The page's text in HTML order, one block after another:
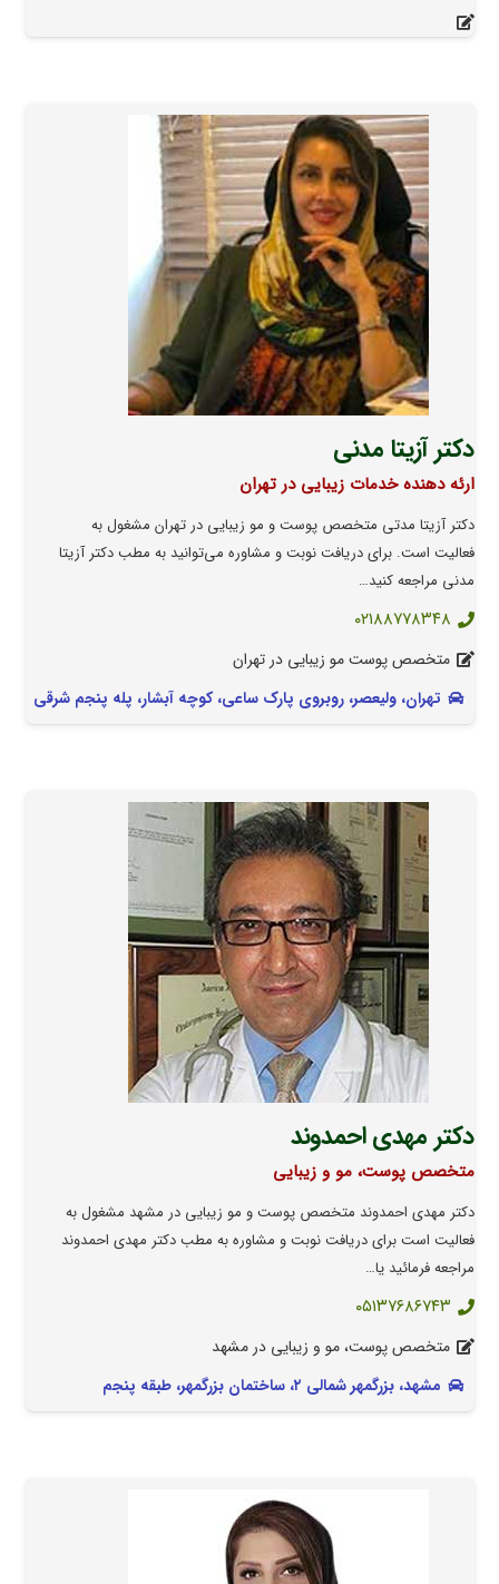
دکتر آزیتا مدنی
ارئه دهنده خدمات زیبایی در تهران
دکتر آزیتا مدتی متخصص پوست و مو زیبایی در تهران مشغول به
فعالیت است. برای دریافت نوبت و مشاوره می‌توانید به مطب دکتر آزیتا
مدنی مراجعه کنید…
۰۲۱۸۸۷۷۸۳۴۸
متخصص پوست مو زیبایی در تهران
تهران، ولیعصر، روبروی پارک ساعی، کوچه آبشار، پله پنجم شرقی
دکتر مهدی احمدوند
متخصص پوست، مو و زیبایی
دکتر مهدی احمدوند متخصص پوست و مو زیبایی در مشهد مشغول به
فعالیت است برای دریافت نوبت و مشاوره به مطب دکتر مهدی احمدوند
مراجعه فرمائید یا…
۰۵۱۳۷۶۸۶۷۴۳
متخصص پوست، مو و زیبایی در مشهد
مشهد، بزرگمهر شمالی ۲، ساختمان بزرگمهر، طبقه پنجم